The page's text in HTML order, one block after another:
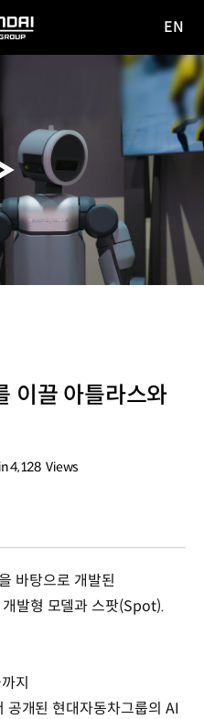
사이
이동
EN
이끌 아틀라스와
4,128 Views
바탕으로 개발된
발형 모델과 스팟(Spot).
지
개된 현대자동차그룹의 AI